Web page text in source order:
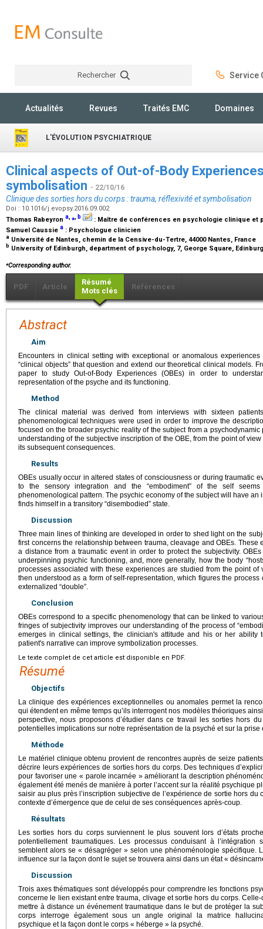
Rechercher Service
Actualités Revues Traités EMC Domaines
L'ÉVOLUTION PSYCHIATRIQUE
Clinical aspects of Out-of-Body
symbolisation - 22/10/16
Clinique des sorties hors du corps : trauma, réflexivité et symbolisation
Doi : 10.1016/j.evopsy.2016.09.002
Thomas Rabeyron a,⁎, b : Maître de conférences en psychologie clinique
Samuel Caussie a : Psychologue clinicien
a Université de Nantes, chemin de la Censive-du-Tertre, 44000 Nantes, France
b University of Edinburgh, department of psychology, 7, George Square,
⁎Corresponding author.
PDF Article
Résumé
Mots clés
Références
Abstract
Aim
Encounters in clinical setting with exceptional or anomalous
“clinical objects” that question and extend our theoretical clinical models.
paper to study Out-of-Body Experiences (OBEs) in order to
representation of the psyche and its functioning.
Method
The clinical material was derived from interviews with sixteen
phenomenological techniques were used in order to improve the
focused on the broader psychic reality of the subject from a
understanding of the subjective inscription of the OBE, from the point of
its subsequent consequences.
Results
OBEs usually occur in altered states of consciousness or during traumatic
to the sensory integration and the “embodiment” of the self seems
phenomenological pattern. The psychic economy of the subject will have
finds himself in a transitory “disembodied” state.
Discussion
Three main lines of thinking are developed in order to shed light on the
first concerns the relationship between trauma, cleavage and OBEs.
a distance from a traumatic event in order to protect the subjectivity.
underpinning psychic functioning, and, more generally, how the body
processes associated with these experiences are studied from the point of
then understood as a form of self-representation, which figures the
externalized “double”.
Conclusion
OBEs correspond to a specific phenomenology that can be linked to
fringes of subjectivity improves our understanding of the process of
emerges in clinical settings, the clinician's attitude and his or her ability
patient's narrative can improve symbolization processes.
Le texte complet de cet article est disponible en PDF.
Résumé
Objectifs
La clinique des expériences exceptionnelles ou anomales permet la
qui étendent en même temps qu’ils interrogent nos modèles théoriques
perspective, nous proposons d’étudier dans ce travail les sorties hors
potentielles implications sur notre représentation de la psyché et sur la
Méthode
Le matériel clinique obtenu provient de rencontres auprès de seize
décrire leurs expériences de sorties hors du corps. Des techniques
pour favoriser une « parole incarnée » améliorant la description
également été menés de manière à porter l’accent sur la réalité psychique
saisir au plus près l’inscription subjective de l’expérience de sortie hors
contexte d’émergence que de celui de ses conséquences après-coup.
Résultats
Les sorties hors du corps surviennent le plus souvent lors d’états
potentiellement traumatiques. Les processus conduisant à
semblent alors se « désagréger » selon une phénoménologie spécifique.
influence sur la façon dont le sujet se trouvera ainsi dans un état «
Discussion
Trois axes thématiques sont développés pour comprendre les fonctions
concerne le lien existant entre trauma, clivage et sortie hors du corps.
mettre à distance un événement traumatique dans le but de protéger la
corps interroge également sous un angle original la matrice
psychique et la façon dont le corps « héberge » la psyché.